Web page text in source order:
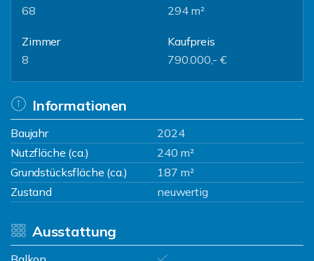
68
294 m²
Zimmer
8
Kaufpreis
790.000,- €
Informationen
Baujahr
2024
Nutzfläche (ca.)
240 m²
Grundstücksfläche (ca.)
187 m²
Zustand
neuwertig
Ausstattung